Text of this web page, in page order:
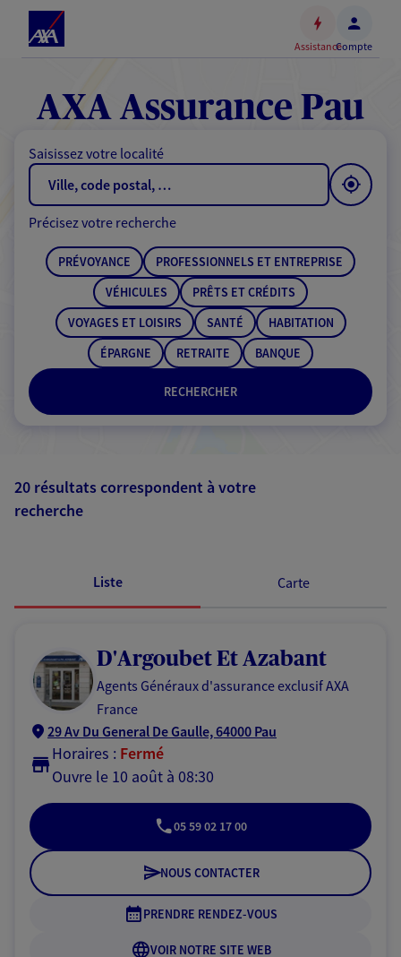
Accéder
contenu
principal
au
de
AssistanceCompte
AXA Assurance Pau
Saisissez votre localité
RECHERCHER
Précisez votre recherche
PRÉVOYANCE
PROFESSIONNELS ET ENTREPRISE
VÉHICULES
PRÊTS ET CRÉDITS
VOYAGES ET LOISIRS
SANTÉ
HABITATION
ÉPARGNE
RETRAITE BANQUE
20 résultats correspondent à votre
recherche
Liste Carte
D'Argoubet Et Azabant
Agents Généraux d'assurance exclusif AXA
France
29 Av Du General De Gaulle, 64000 Pau
Horaires : Fermé
Ouvre le 10 août à 08:30
05 59 02 17 00
NOUS CONTACTER
PRENDRE RENDEZ-VOUS
VOIR NOTRE SITE WEB